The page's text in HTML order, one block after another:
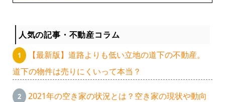
人気の記事・不動産コラム
【最新版】道路よりも低い立地の道下の不動産。
道下の物件は売りにくいって本当？
2021年の空き家の状況とは？空き家の現状や動向